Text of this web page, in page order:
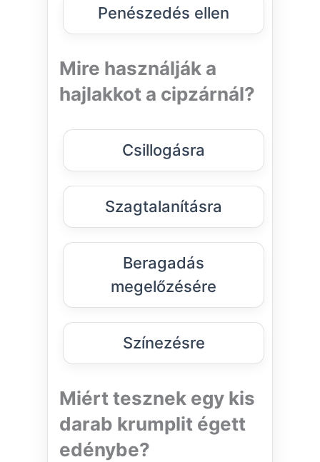
Penészedés ellen
Mire használják a
hajlakkot a cipzárnál?
Csillogásra
Szagtalanításra
Beragadás
megelőzésére
Színezésre
Miért tesznek egy kis
darab krumplit égett
edénybe?